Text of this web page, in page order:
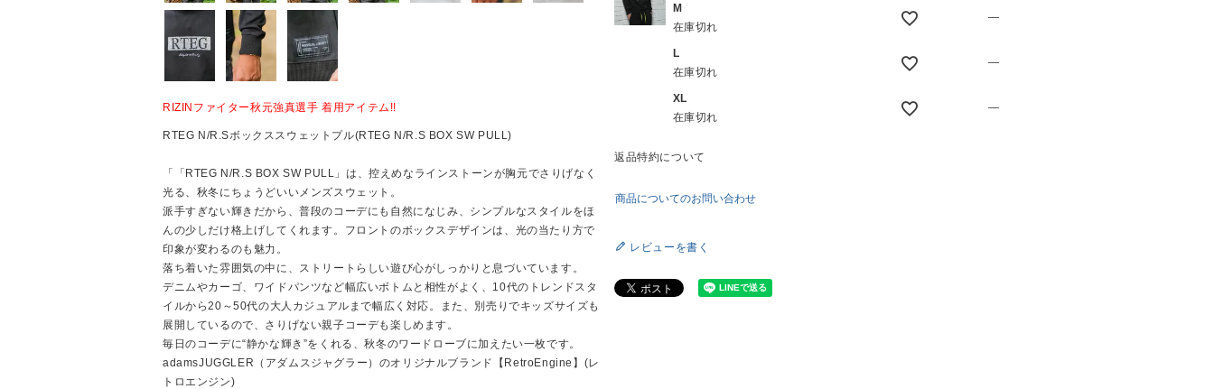
RIZINファイター秋元強真選手 着用アイテム!!
RTEG N/R.Sボックススウェットプル(RTEG N/R.S BOX SW PULL)
「「RTEG N/R.S BOX SW PULL」は、控えめなラインストーンが胸元でさりげなく
光る、秋冬にちょうどいいメンズスウェット。
派手すぎない輝きだから、普段のコーデにも自然になじみ、シンプルなスタイルをほ
んの少しだけ格上げしてくれます。フロントのボックスデザインは、光の当たり方で
印象が変わるのも魅力。
落ち着いた雰囲気の中に、ストリートらしい遊び心がしっかりと息づいています。
デニムやカーゴ、ワイドパンツなど幅広いボトムと相性がよく、10代のトレンドスタ
イルから20～50代の大人カジュアルまで幅広く対応。また、別売りでキッズサイズも
展開しているので、さりげない親子コーデも楽しめます。
毎日のコーデに“静かな輝き”をくれる、秋冬のワードローブに加えたい一枚です。
adamsJUGGLER（アダムスジャグラー）のオリジナルブランド【RetroEngine】(レ
トロエンジン)
M
在庫切れ
—
L
在庫切れ
—
XL
在庫切れ
—
返品特約について
商品についてのお問い合わせ
レビューを書く